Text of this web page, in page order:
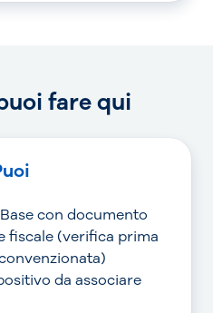
fare qui
con documento
fiscale (verifica prima
da associare